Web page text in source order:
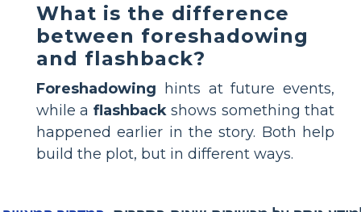
What is the difference
between foreshadowing
and flashback?
Foreshadowing hints at future events,
while a flashbackshows something that
happened earlier in the story. Both help
build the plot, but in different ways.